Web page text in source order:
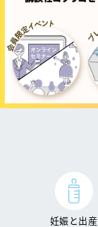
妊娠と出産